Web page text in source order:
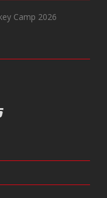
Camp 2026